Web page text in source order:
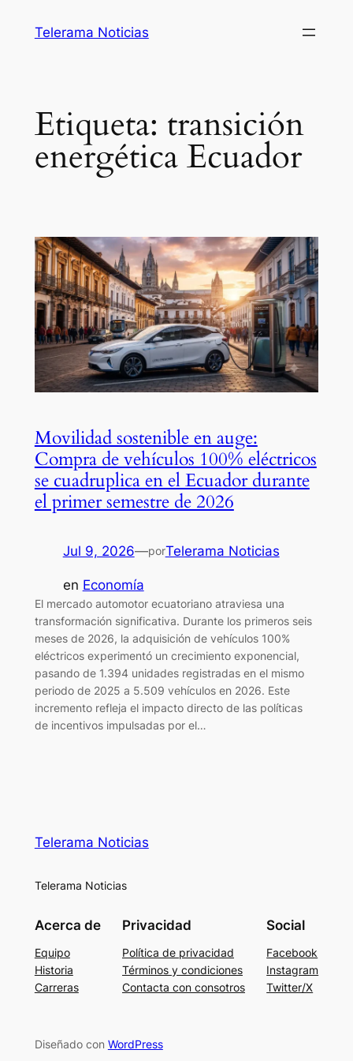
Telerama Noticias
Etiqueta: transición
energética Ecuador
Movilidad sostenible en auge:
Compra de vehículos 100% eléctricos
se cuadruplica en el Ecuador durante
el primer semestre de 2026
Jul 9, 2026—porTelerama Noticias
en Economía
El mercado automotor ecuatoriano atraviesa una
transformación significativa. Durante los primeros seis
meses de 2026, la adquisición de vehículos 100%
eléctricos experimentó un crecimiento exponencial,
pasando de 1.394 unidades registradas en el mismo
periodo de 2025 a 5.509 vehículos en 2026. Este
incremento refleja el impacto directo de las políticas
de incentivos impulsadas por el…
Telerama Noticias
Telerama Noticias
Acerca de
Equipo
Historia
Carreras
Privacidad
Política de privacidad
Términos y condiciones
Contacta con consotros
Social
Facebook
Instagram
Twitter/X
Diseñado con WordPress